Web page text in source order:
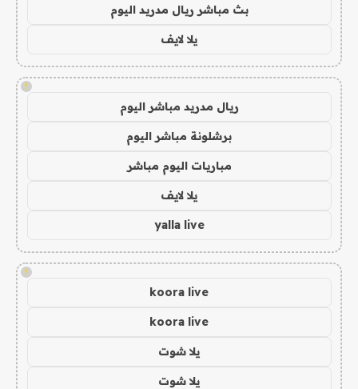
بث مباشر ريال مدريد اليوم
يلا لايف
!
ريال مدريد مباشر اليوم
برشلونة مباشر اليوم
مباريات اليوم مباشر
يلا لايف
yalla live
!
koora live
koora live
يلا شوت
يلا شوت